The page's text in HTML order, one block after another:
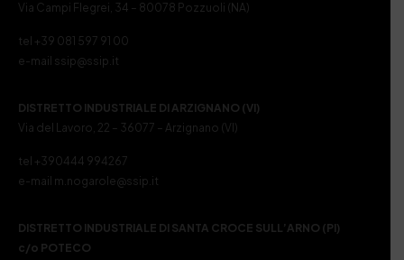
Via Campi Flegrei, 34 – 80078 Pozzuoli (NA)
tel +39 081 597 91 00
e-mail ssip@ssip.it
DISTRETTO INDUSTRIALE DI ARZIGNANO (VI)
Via del Lavoro, 22 – 36077 – Arzignano (VI)
tel +390444 994267
e-mail m.nogarole@ssip.it
DISTRETTO INDUSTRIALE DI SANTA CROCE SULL’ARNO (PI)
c/o POTECO